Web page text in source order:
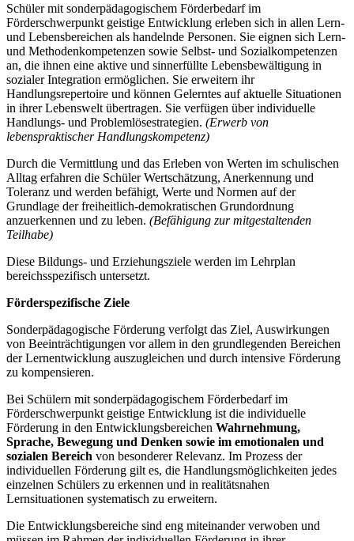
Schüler mit sonderpädagogischem Förderbedarf im
Förderschwerpunkt geistige Entwicklung erleben sich in allen Lern-
und Lebensbereichen als handelnde Personen. Sie eignen sich Lern-
und Methodenkompetenzen sowie Selbst- und Sozialkompetenzen
an, die ihnen eine aktive und sinnerfüllte Lebensbewältigung in
sozialer Integration ermöglichen. Sie erweitern ihr
Handlungsrepertoire und können Gelerntes auf aktuelle Situationen
in ihrer Lebenswelt übertragen. Sie verfügen über individuelle
Handlungs- und Problemlösestrategien. (Erwerb von
lebenspraktischer Handlungskompetenz)
Durch die Vermittlung und das Erleben von Werten im schulischen
Alltag erfahren die Schüler Wertschätzung, Anerkennung und
Toleranz und werden befähigt, Werte und Normen auf der
Grundlage der freiheitlich-demokratischen Grundordnung
anzuerkennen und zu leben. (Befähigung zur mitgestaltenden
Teilhabe)
Diese Bildungs- und Erziehungsziele werden im Lehrplan
bereichsspezifisch untersetzt.
Förderspezifische Ziele
Sonderpädagogische Förderung verfolgt das Ziel, Auswirkungen
von Beeinträchtigungen vor allem in den grundlegenden Bereichen
der Lernentwicklung auszugleichen und durch intensive Förderung
zu kompensieren.
Bei Schülern mit sonderpädagogischem Förderbedarf im
Förderschwerpunkt geistige Entwicklung ist die individuelle
Förderung in den Entwicklungsbereichen Wahrnehmung,
Sprache, Bewegung und Denken sowie im emotionalen und
sozialen Bereich von besonderer Relevanz. Im Prozess der
individuellen Förderung gilt es, die Handlungsmöglichkeiten jedes
einzelnen Schülers zu erkennen und in realitätsnahen
Lernsituationen systematisch zu erweitern.
Die Entwicklungsbereiche sind eng miteinander verwoben und